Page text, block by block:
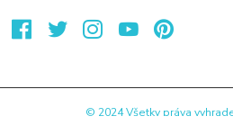
© 2024 Všetky práva